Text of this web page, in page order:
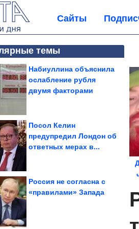
Сайты
темы
Набиуллина объяснила
ослабление рубля
двумя факторами
Посол Келин
предупредил Лондон об
ответных мерах в...
Россия не согласна с
«правилами» Запада